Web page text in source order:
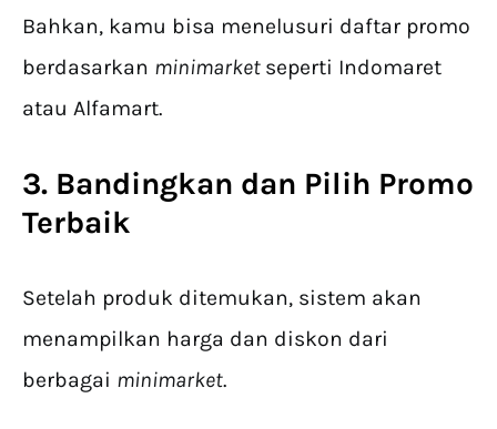
Bahkan, kamu bisa menelusuri daftar promo
berdasarkan minimarket seperti Indomaret
atau Alfamart.
3. Bandingkan dan Pilih Promo
Terbaik
Setelah produk ditemukan, sistem akan
menampilkan harga dan diskon dari
berbagai minimarket.